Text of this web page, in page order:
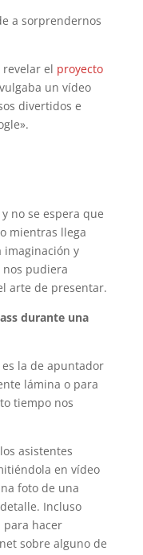
a sorprendernos
revelar el proyecto
un vídeo
divertidos e
no se espera que
mientras llega
imaginación y
pudiera
arte de presentar.
durante una
la de apuntador
lámina o para
tiempo nos
asistentes
en vídeo
foto de una
Incluso
hacer
sobre alguno de